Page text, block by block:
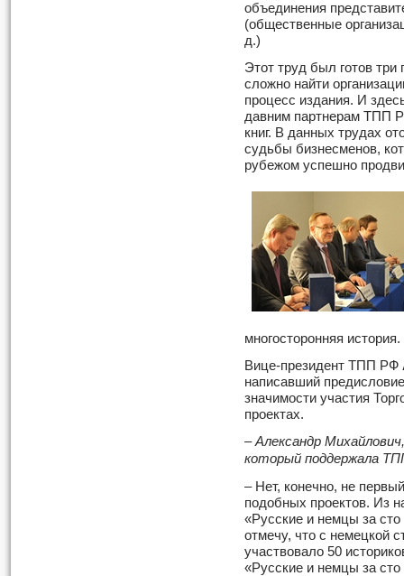
объединения
(общественные
д.)
Этот труд был готов три
сложно найти
процесс издания. И
давним партнерам ТПП
книг. В данных трудах
судьбы бизнесменов,
рубежом успешно
многосторонняя история.
Вице-президент ТПП РФ
написавший
значимости участия
проектах.
– Александр
который поддержала
– Нет, конечно, не
подобных проектов. Из
«Русские и немцы за
отмечу, что с немецкой
участвовало 50
«Русские и немцы за сто